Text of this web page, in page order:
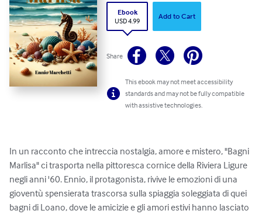
Ebook
USD 4.99
Add to Cart
Share
This ebook may not meet accessibility
standards and may not be fully compatible
with assistive technologies.
In un racconto che intreccia nostalgia, amore e mistero, "Bagni
Marlisa" ci trasporta nella pittoresca cornice della Riviera Ligure
negli anni '60. Ennio, il protagonista, rivive le emozioni di una
gioventù spensierata trascorsa sulla spiaggia soleggiata di quei
bagni di Loano, dove le amicizie e gli amori estivi hanno lasciato